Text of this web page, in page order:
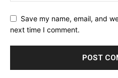
Save my name, email, and
next time I comment.